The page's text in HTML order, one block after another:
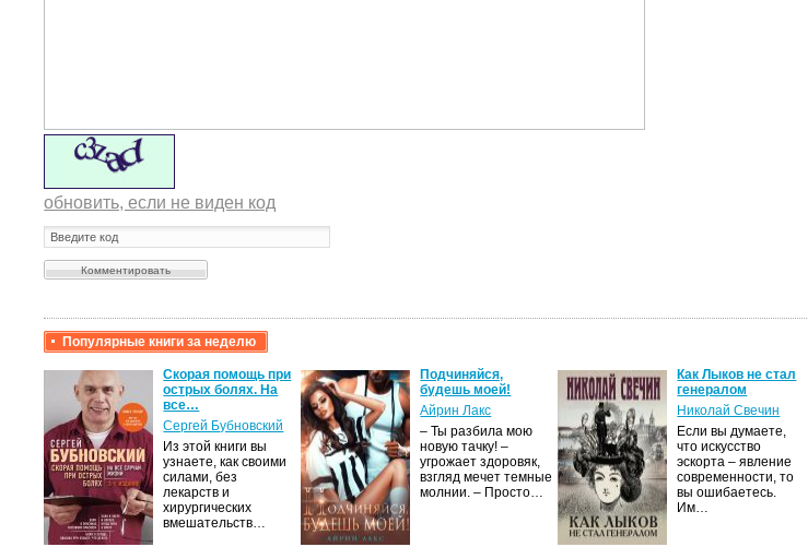
обновить, если не виден код
Популярные книги за неделю
Скорая помощь при
острых болях. На
все…
Сергей Бубновский
Из этой книги вы
узнаете, как своими
силами, без
лекарств и
хирургических
вмешательств…
Подчиняйся,
будешь моей!
Айрин Лакс
– Ты разбила мою
новую тачку! –
угрожает здоровяк,
взгляд мечет темные
молнии. – Просто…
Как Лыков не стал
генералом
Николай Свечин
Если вы думаете,
что искусство
эскорта – явление
современности, то
вы ошибаетесь.
Им…